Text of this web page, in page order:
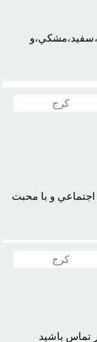
کرج
و با محبت
کرج
تماس باشيد